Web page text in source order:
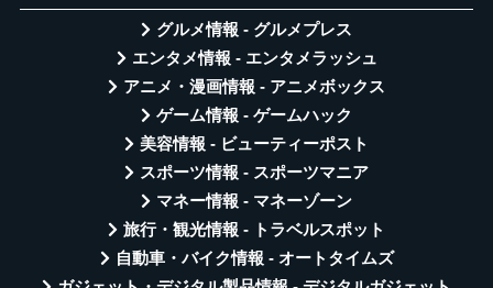
グルメ情報 - グルメプレス
エンタメ情報 - エンタメラッシュ
アニメ・漫画情報 - アニメボックス
ゲーム情報 - ゲームハック
美容情報 - ビューティーポスト
スポーツ情報 - スポーツマニア
マネー情報 - マネーゾーン
旅行・観光情報 - トラベルスポット
自動車・バイク情報 - オートタイムズ